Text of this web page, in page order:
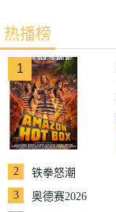
热播榜
1
2
铁拳怒潮
3
奥德赛2026